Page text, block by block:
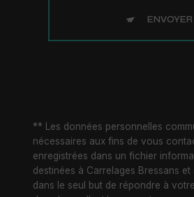
ENVOYER
** Les données personnelles
nécessaires aux fins de vous
enregistrées dans un fichier
destinées à Carrelages Bressans
dans le seul but de répondre à